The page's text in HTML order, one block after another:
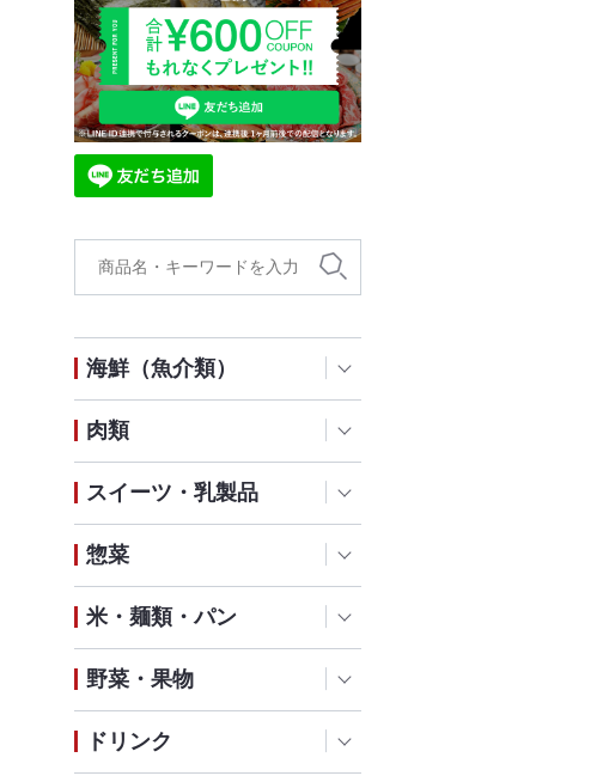
海鮮（魚介類）
肉類
スイーツ・乳製品
惣菜
米・麺類・パン
野菜・果物
ドリンク